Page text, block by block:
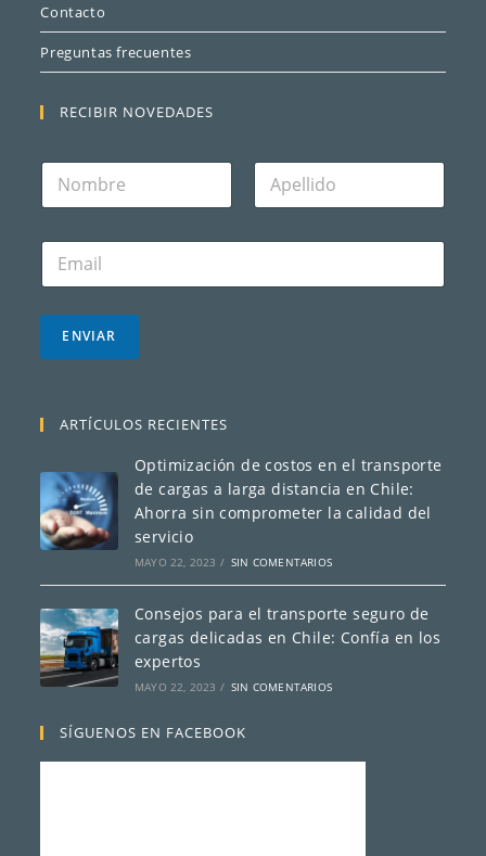
Contacto
Preguntas frecuentes
RECIBIR NOVEDADES
N
m
*
C
r
r
o
e
c
r
ó
n
i
o
ENVIAR
ARTÍCULOS RECIENTES
Optimización de costos en el transporte
de cargas a larga distancia en Chile:
Ahorra sin comprometer la calidad del
servicio
MAYO 22, 2023 / SIN COMENTARIOS
Consejos para el transporte seguro de
cargas delicadas en Chile: Confía en los
expertos
MAYO 22, 2023 / SIN COMENTARIOS
SÍGUENOS EN FACEBOOK